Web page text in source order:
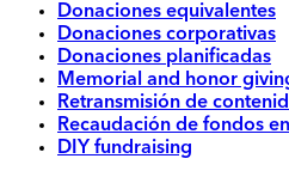
Donaciones equivalentes
Donaciones corporativas
Donaciones planificadas
Memorial and honor
Retransmisión de
Recaudación de fondos
DIY fundraising